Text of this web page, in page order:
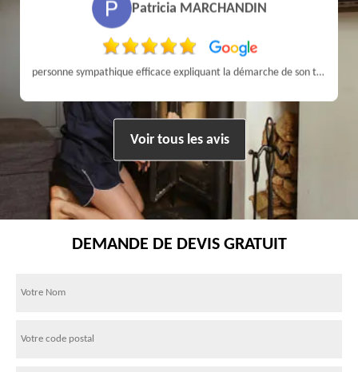
Patricia MARCHANDIN
personne sympathique efficace expliquant la démarche de son travail pour un résultat de qualité . A recommander
Voir tous les avis
DEMANDE DE DEVIS GRATUIT